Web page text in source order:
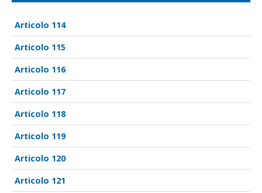
114
115
116
117
118
119
120
121